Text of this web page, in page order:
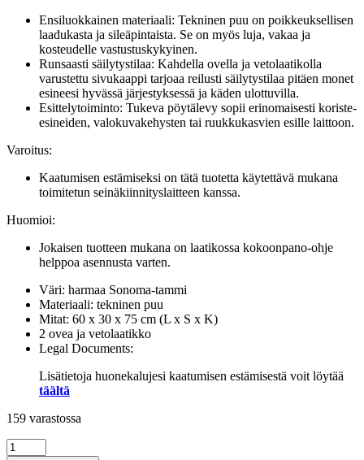
Ensiluokkainen materiaali: Tekninen puu on poikkeuksellisen
laadukasta ja sileäpintaista. Se on myös luja, vakaa ja
kosteudelle vastustuskykyinen.
Runsaasti säilytystilaa: Kahdella ovella ja vetolaatikolla
varustettu sivukaappi tarjoaa reilusti säilytystilaa pitäen monet
esineesi hyvässä järjestyksessä ja käden ulottuvilla.
Esittelytoiminto: Tukeva pöytälevy sopii erinomaisesti koriste-
esineiden, valokuvakehysten tai ruukkukasvien esille laittoon.
Varoitus:
Kaatumisen estämiseksi on tätä tuotetta käytettävä mukana
toimitetun seinäkiinnityslaitteen kanssa.
Huomioi:
Jokaisen tuotteen mukana on laatikossa kokoonpano-ohje
helppoa asennusta varten.
Väri: harmaa Sonoma-tammi
Materiaali: tekninen puu
Mitat: 60 x 30 x 75 cm (L x S x K)
2 ovea ja vetolaatikko
Legal Documents:
Lisätietoja huonekalujesi kaatumisen estämisestä voit löytää
täältä
159 varastossa
Senkki